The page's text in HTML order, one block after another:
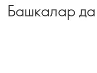
Башкалар